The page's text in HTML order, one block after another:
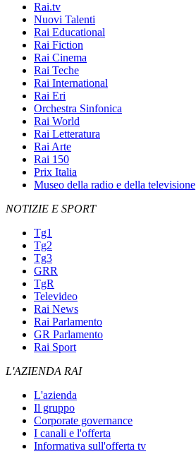
Rai.tv
Nuovi Talenti
Rai Educational
Rai Fiction
Rai Cinema
Rai Teche
Rai International
Rai Eri
Orchestra Sinfonica
Rai World
Rai Letteratura
Rai Arte
Rai 150
Prix Italia
Museo della radio e della televisione
NOTIZIE E SPORT
Tg1
Tg2
Tg3
GRR
TgR
Televideo
Rai News
Rai Parlamento
GR Parlamento
Rai Sport
L'AZIENDA RAI
L'azienda
Il gruppo
Corporate governance
I canali e l'offerta
Informativa sull'offerta tv